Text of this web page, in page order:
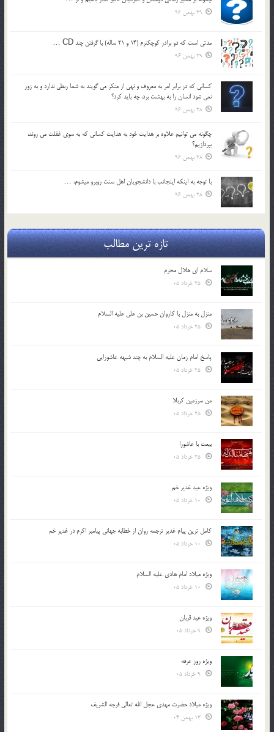
29 بهمن 96
مدتي است كه دو برادر كوچكترم (14 و 21 ساله) با گرفتن چند CD …
29 بهمن 96
كساني كه در برابر امر به معروف و نهي از منكر مي گويند به شما ربطي ندارد و به زور
نمي شود انسان را به بهشت برد، چه بايد كرد؟
28 بهمن 96
چگونه مي توانيم علاوه بر هدايت خود به هدايت كساني كه به سوي غفلت مي روند،
بپردازيم؟
28 بهمن 96
با توجه به اينكه اينجانب با دانشجويان اهل سنت روبرو مي‎شوم، …
28 بهمن 96
تازه ترین مطالب
سلام ای هلال محرم
منزل به منزل با کاروان حسین بن علی علیه السلام
پاسخ امام زمان علیه السلام به چند شبهه عاشورایی
من سرزمین کربلا
بیعت با عاشورا
ویژه عید غدیر خم
کامل ترین پیام غدیر ترجمه روان از خطابه جهانی پیامبر اکرم در غدیر خم
ویژه میلاد امام هادی علیه السلام
ویژه عید قربان
ویژه روز عرفه
ویژه میلاد حضرت مهدی عجل الله تعالی فرجه الشريف